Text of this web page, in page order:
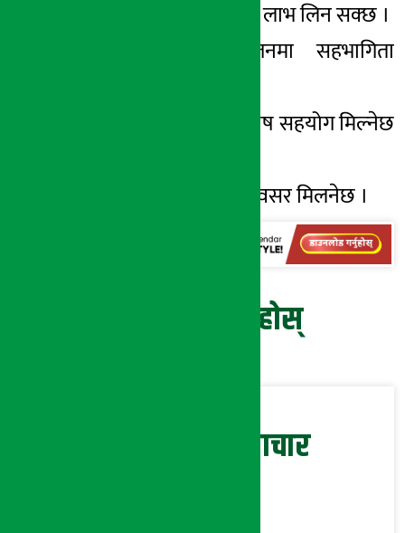
धनु – आर्थिक क्षेत्रमा लाभ लिन सक्छ ।
मकर – मनोरन्जनमा सहभागिता
कुम्भ – मित्रबाट विशेष सहयोग मिल्नेछ
मिन – रोजगारको अवसर मिलनेछ ।
प्रतिक्रिया दिनुहोस्
सम्बन्धित समाचार